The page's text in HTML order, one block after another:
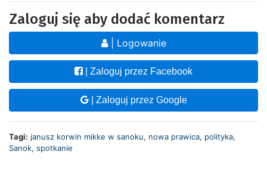
Zaloguj się aby dodać komentarz
| Logowanie
| Zaloguj przez Facebook
| Zaloguj przez Google
Tagi: janusz korwin mikke w sanoku, nowa prawica, polityka,
Sanok, spotkanie